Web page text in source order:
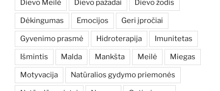
Dievo Meilė Dievo pažadai Dievo žodis
Dėkingumas Emocijos Geri įpročiai
Gyvenimo prasmė Hidroterapija Imunitetas
Išmintis Malda Mankšta Meilė Miegas
Motyvacija Natūralios gydymo priemonės